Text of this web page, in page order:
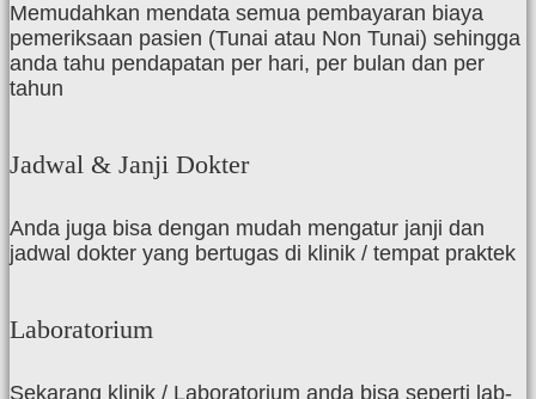
Memudahkan mendata semua pembayaran biaya
pemeriksaan pasien (Tunai atau Non Tunai) sehingga
anda tahu pendapatan per hari, per bulan dan per
tahun
Jadwal & Janji Dokter
Anda juga bisa dengan mudah mengatur janji dan
jadwal dokter yang bertugas di klinik / tempat praktek
Laboratorium
Sekarang klinik / Laboratorium anda bisa seperti lab-